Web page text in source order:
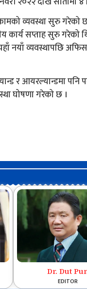
व्यवस्था सुरु गरेको
सप्ताह सुरु गरेको
नयाँ व्यवस्थापछि
र आयरल्यान्डमा
घोषणा गरेको छ ।
Dr. Dut
EDITOR